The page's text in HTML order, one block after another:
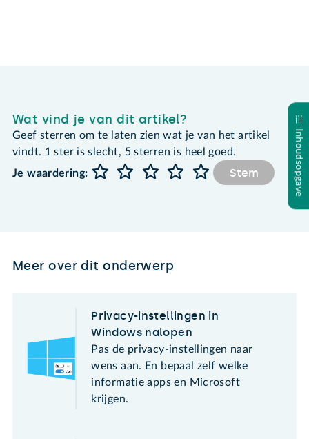
Inhoudsopgave
Wat vind je van dit artikel?
Geef sterren om te laten zien wat je van het artikel
vindt. 1 ster is slecht, 5 sterren is heel goed.
Je waardering:
Stem
Meer over dit onderwerp
Privacy-instellingen in
Windows nalopen
Pas de privacy-instellingen naar
wens aan. En bepaal zelf welke
informatie apps en Microsoft
krijgen.